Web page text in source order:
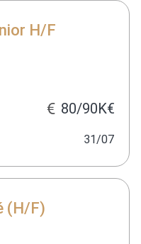
H/F
80/90K€
31/07
(H/F)